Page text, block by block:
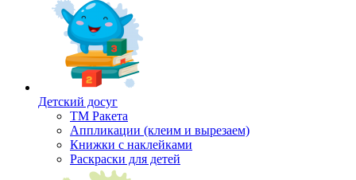
Детский досуг
ТМ Ракета
Аппликации (клеим и вырезаем)
Книжки с наклейками
Раскраски для детей